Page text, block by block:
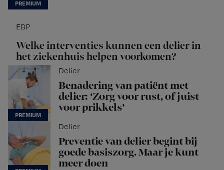
EBP
Welke interventies kunnen een delier in
het ziekenhuis helpen voorkomen?
Delier
Benadering van patiënt met
delier: ‘Zorg voor rust, of juist
voor prikkels’
Delier
Preventie van delier begint bij
goede basiszorg. Maar je kunt
meer doen